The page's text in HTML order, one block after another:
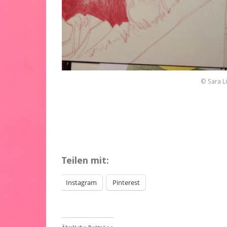
© Sara
Teilen mit:
Instagram Pinterest